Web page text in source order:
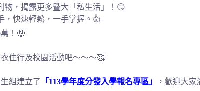
物，揭露更多暨大「私生活」！😏
，快速輕鬆，一手掌握。👍
！🤑
住行及校園活動吧～～～🥰
組建立了 「113學年度分發入學報名專區」 ，歡迎大家